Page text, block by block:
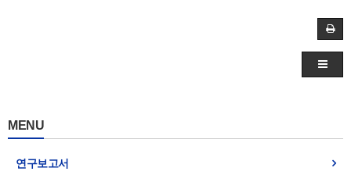
MENU
연구보고서